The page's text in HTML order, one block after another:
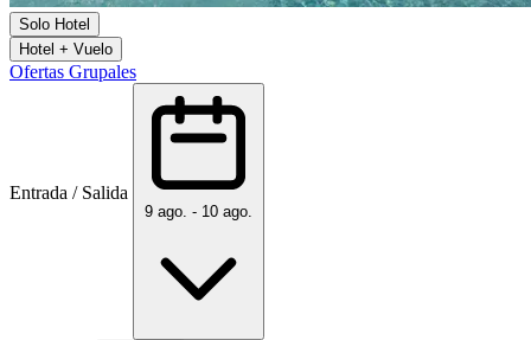
Solo Hotel
Hotel + Vuelo
Ofertas Grupales
Entrada / Salida
9 ago. - 10 ago.